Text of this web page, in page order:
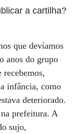
a cartilha?
que devíamos
anos do grupo
infância, como
deteriorado.
prefeitura. A
sujo,